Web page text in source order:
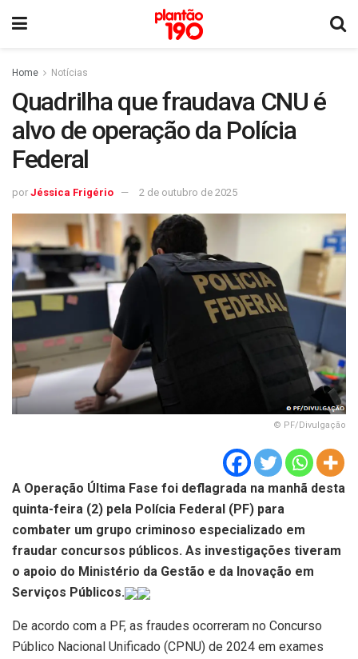
Home Notícias
Quadrilha que fraudava CNU é
alvo de operação da Polícia
Federal
por Jéssica Frigério 2 de outubro de 2025
© PF/Divulgação
A Operação Última Fase foi deflagrada na manhã desta
quinta-feira (2) pela Polícia Federal (PF) para
combater um grupo criminoso especializado em
fraudar concursos públicos. As investigações tiveram
o apoio do Ministério da Gestão e da Inovação em
Serviços Públicos.
De acordo com a PF, as fraudes ocorreram no Concurso
Público Nacional Unificado (CPNU) de 2024 em exames